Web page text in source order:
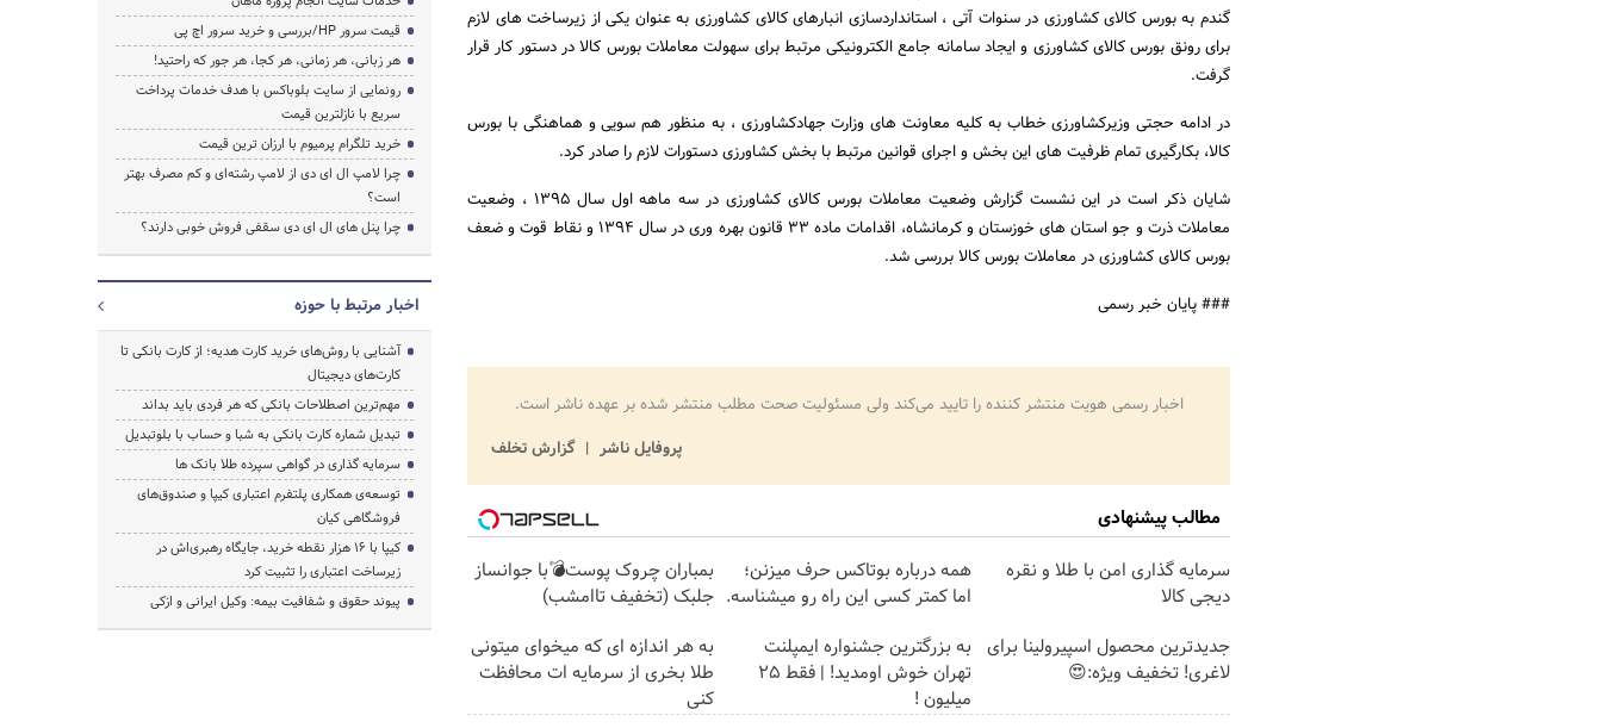
گندم به بورس کالای کشاورزی در سنوات آتی ، استانداردسازی انبارهای کالای کشاورزی به عنوان یکی از زیرساخت های لازم
برای رونق بورس کالای کشاورزی و ایجاد سامانه جامع الکترونیکی مرتبط برای سهولت معاملات بورس کالا در دستور کار قرار
گرفت.
در ادامه حجتی وزیرکشاورزی خطاب به کلیه معاونت های وزارت جهادکشاورزی ، به منظور هم سویی و هماهنگی با بورس
کالا، بکارگیری تمام ظرفیت های این بخش و اجرای قوانین مرتبط با بخش کشاورزی دستورات لازم را صادر کرد.
شایان ذکر است در این نشست گزارش وضعیت معاملات بورس کالای کشاورزی در سه ماهه اول سال 1395 ، وضعیت
معاملات ذرت و جو استان های خوزستان و کرمانشاه، اقدامات ماده 33 قانون بهره وری در سال 1394 و نقاط قوت و ضعف
بورس کالای کشاورزی در معاملات بورس کالا بررسی شد.
### پایان خبر رسمی
اخبار رسمی هویت منتشر کننده را تایید می‌کند ولی مسئولیت صحت مطلب منتشر شده بر عهده ناشر است.
پروفایل ناشر
گزارش تخلف
مطالب پیشنهادی
سرمایه گذاری امن با طلا و نقره
دیجی کالا
همه درباره بوتاکس حرف میزنن؛
اما کمتر کسی این راه رو میشناسه.
بمباران چروک پوست💣با جوانساز
جلبک (تخفیف تاامشب)
جدیدترین محصول اسپیرولینا برای
لاغری! تخفیف ویژه:😍
به بزرگترین جشنواره ایمپلنت
تهران خوش اومدید! | فقط ۲۵
میلیون !
به هر اندازه ای که میخوای میتونی
طلا بخری از سرمایه ات محافظت
کنی
قیمت سرور HP/بررسی و خرید سرور اچ پی
هر زبانی، هر زمانی، هر کجا، هر جور که راحتید!
رونمایی از سایت بلوباکس با هدف خدمات پرداخت
سریع با نازلترین قیمت
خرید تلگرام پرمیوم با ارزان ترین قیمت
چرا لامپ ال ای دی از لامپ رشته‌ای و کم مصرف بهتر
است؟
چرا پنل های ال ای دی سقفی فروش خوبی دارند؟
اخبار مرتبط با حوزه
آشنایی با روش‌های خرید کارت هدیه؛ از کارت بانکی تا
کارت‌های دیجیتال
مهم‌ترین اصطلاحات بانکی که هر فردی باید بداند
تبدیل شماره کارت بانکی به شبا و حساب با بلوتبدیل
سرمایه گذاری در گواهی سپرده طلا بانک ها
توسعه‌ی همکاری‌ پلتفرم اعتباری کیپا و صندوق‌های
فروشگاهی کیان
کیپا با ۱۶ هزار نقطه خرید، جایگاه رهبری‌اش در
زیرساخت اعتباری را تثبیت کرد
پیوند حقوق و شفافیت بیمه: وکیل ایرانی و ازکی